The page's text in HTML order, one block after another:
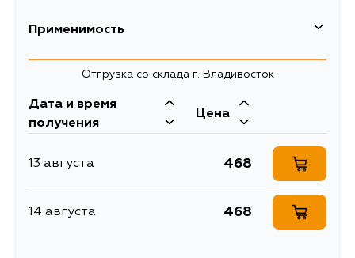
задний
Расширенное описание
96-03 / Skoda Octavia
96-13 / Rapid 12- /
/ Polo 05-22 / A
сайлентблоки рычагов
Применимость
Отгрузка со склада г. Владивосток
Дата и время
получения
Цена
13 августа 468
14 августа 468